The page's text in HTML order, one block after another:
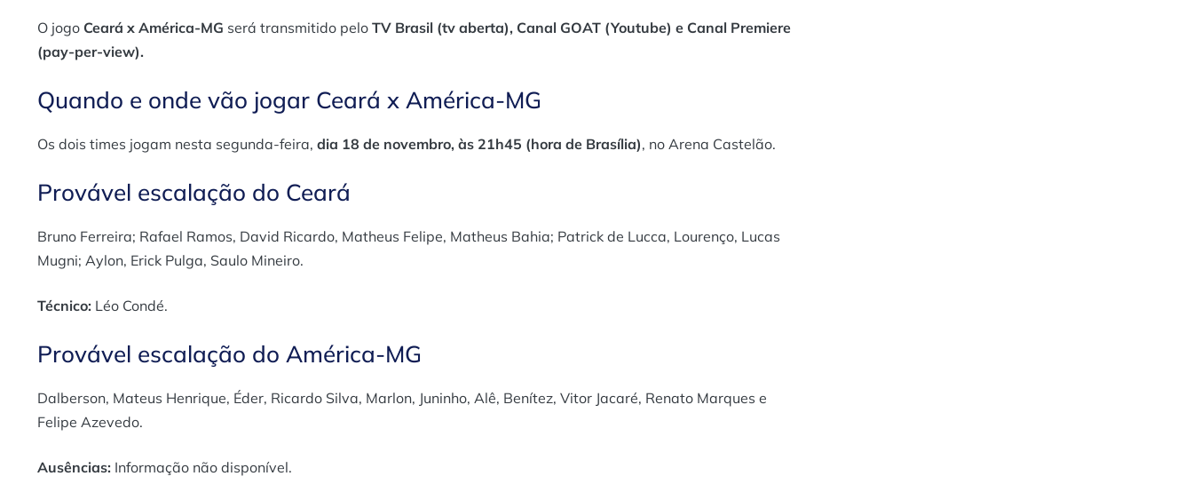
O jogo Ceará x América-MG será transmitido pelo TV Brasil (tv aberta), Canal GOAT (Youtube) e Canal Premiere
(pay-per-view).
Quando e onde vão jogar Ceará x América-MG
Os dois times jogam nesta segunda-feira, dia 18 de novembro, às 21h45 (hora de Brasília), no Arena Castelão.
Provável escalação do Ceará
Bruno Ferreira; Rafael Ramos, David Ricardo, Matheus Felipe, Matheus Bahia; Patrick de Lucca, Lourenço, Lucas
Mugni; Aylon, Erick Pulga, Saulo Mineiro.
Técnico: Léo Condé.
Provável escalação do América-MG
Dalberson, Mateus Henrique, Éder, Ricardo Silva, Marlon, Juninho, Alê, Benítez, Vitor Jacaré, Renato Marques e
Felipe Azevedo.
Ausências: Informação não disponível.